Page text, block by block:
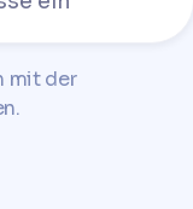
mit der